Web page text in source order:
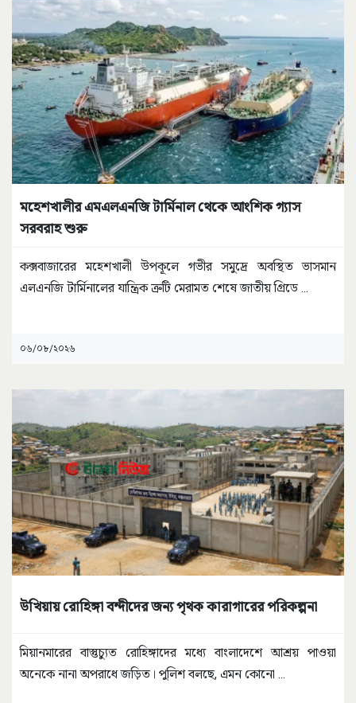
মহেশখালীর এমএলএনজি টার্মিনাল থেকে আংশিক গ্যাস
সরবরাহ শুরু
কক্সবাজারের মহেশখালী উপকূলে গভীর সমুদ্রে অবস্থিত ভাসমান
এলএনজি টার্মিনালের যান্ত্রিক ত্রুটি মেরামত শেষে জাতীয় গ্রিডে ...
০৬/০৮/২০২৬
উখিয়ায় রোহিঙ্গা বন্দীদের জন্য পৃথক কারাগারের পরিকল্পনা
মিয়ানমারের বাস্তুচ্যুত রোহিঙ্গাদের মধ্যে বাংলাদেশে আশ্রয় পাওয়া
অনেকে নানা অপরাধে জড়িত। পুলিশ বলছে, এমন কোনো ...